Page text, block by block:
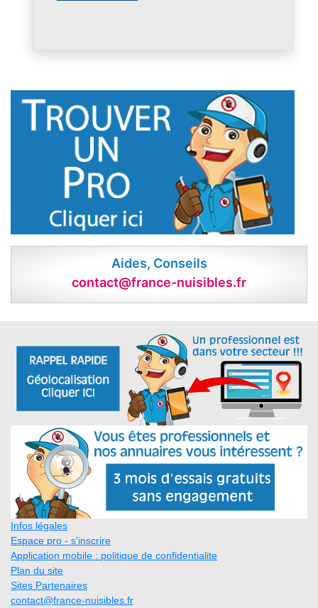
Aides, Conseils
contact@france-nuisibles.fr
Infos légales
Espace pro - s'inscrire
Application mobile : politique de confidentialite
Plan du site
Sites Partenaires
contact@france-nuisibles.fr